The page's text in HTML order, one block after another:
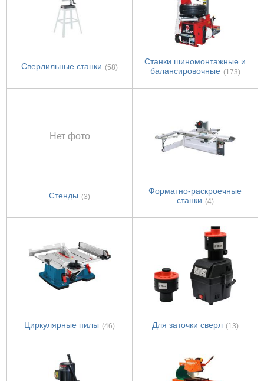
Сверлильные станки (58)
Станки шиномонтажные и
балансировочные (173)
Нет фото
Стенды (3)
Форматно-раскроечные
станки (4)
Циркулярные пилы (46) Для заточки сверл (13)